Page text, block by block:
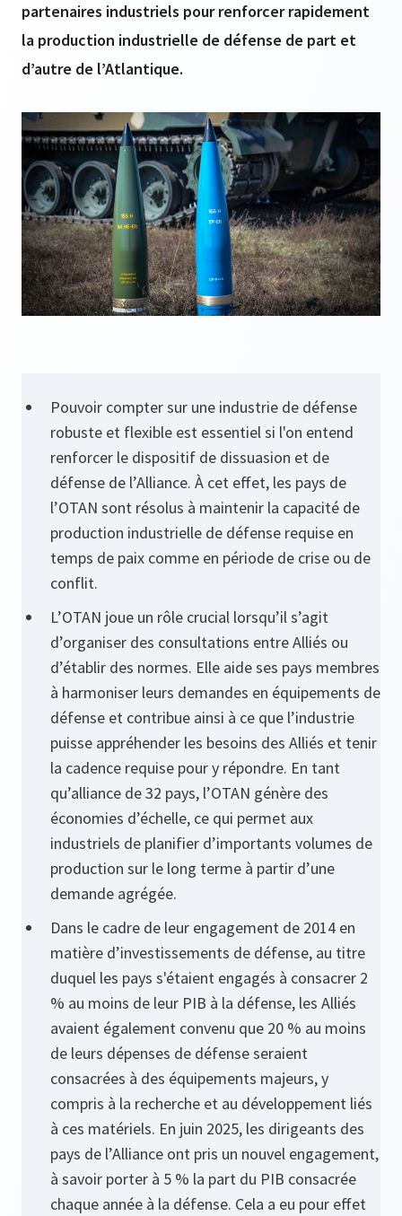
partenaires industriels pour renforcer rapidement
la production industrielle de défense de part et
d’autre de l’Atlantique.
Pouvoir compter sur une industrie de défense
robuste et flexible est essentiel si l'on entend
renforcer le dispositif de dissuasion et de
défense de l’Alliance. À cet effet, les pays de
l’OTAN sont résolus à maintenir la capacité de
production industrielle de défense requise en
temps de paix comme en période de crise ou de
conflit.
L’OTAN joue un rôle crucial lorsqu’il s’agit
d’organiser des consultations entre Alliés ou
d’établir des normes. Elle aide ses pays membres
à harmoniser leurs demandes en équipements de
défense et contribue ainsi à ce que l’industrie
puisse appréhender les besoins des Alliés et tenir
la cadence requise pour y répondre. En tant
qu’alliance de 32 pays, l’OTAN génère des
économies d’échelle, ce qui permet aux
industriels de planifier d’importants volumes de
production sur le long terme à partir d’une
demande agrégée.
Dans le cadre de leur engagement de 2014 en
matière d’investissements de défense, au titre
duquel les pays s'étaient engagés à consacrer 2
% au moins de leur PIB à la défense, les Alliés
avaient également convenu que 20 % au moins
de leurs dépenses de défense seraient
consacrées à des équipements majeurs, y
compris à la recherche et au développement liés
à ces matériels. En juin 2025, les dirigeants des
pays de l’Alliance ont pris un nouvel engagement,
à savoir porter à 5 % la part du PIB consacrée
chaque année à la défense. Cela a eu pour effet